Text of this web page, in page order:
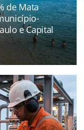
de Mata
e Capital